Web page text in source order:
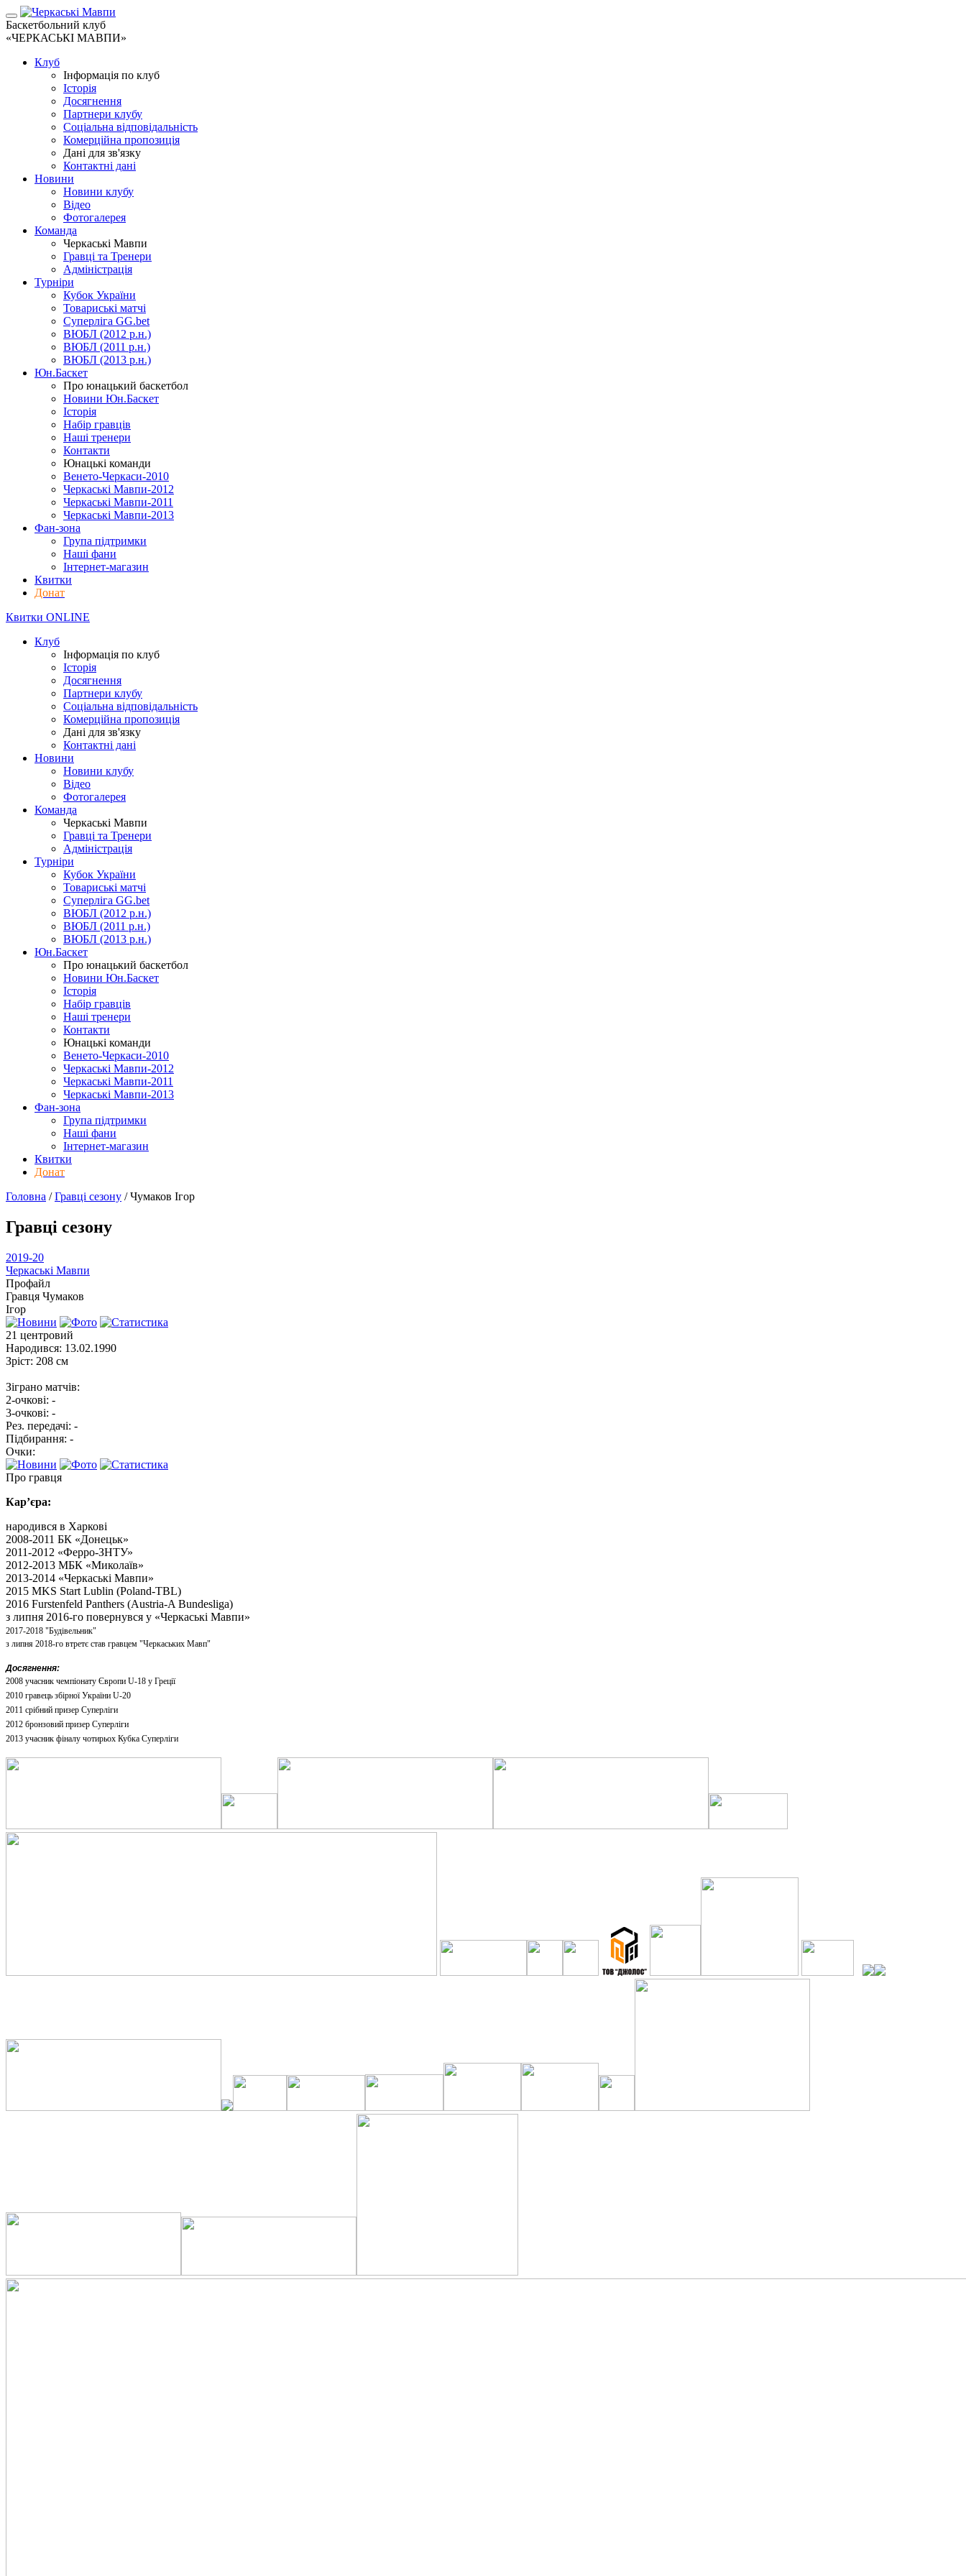
Баскетбольний клуб
«ЧЕРКАСЬКІ МАВПИ»
Клуб
Інформація по клуб
Історія
Досягнення
Партнери клубу
Соціальна відповідальність
Комерційна пропозиція
Дані для зв'язку
Контактні дані
Новини
Новини клубу
Відео
Фотогалерея
Команда
Черкаські Мавпи
Гравці та Тренери
Адміністрація
Турніри
Кубок України
Товариські матчі
Суперліга GG.bet
ВЮБЛ (2012 р.н.)
ВЮБЛ (2011 р.н.)
ВЮБЛ (2013 р.н.)
Юн.Баскет
Про юнацький баскетбол
Новини Юн.Баскет
Історія
Набір гравців
Наші тренери
Контакти
Юнацькі команди
Венето-Черкаси-2010
Черкаські Мавпи-2012
Черкаські Мавпи-2011
Черкаські Мавпи-2013
Фан-зона
Група підтримки
Наші фани
Інтернет-магазин
Квитки
Донат
Квитки ONLINE
Клуб
Інформація по клуб
Історія
Досягнення
Партнери клубу
Соціальна відповідальність
Комерційна пропозиція
Дані для зв'язку
Контактні дані
Новини
Новини клубу
Відео
Фотогалерея
Команда
Черкаські Мавпи
Гравці та Тренери
Адміністрація
Турніри
Кубок України
Товариські матчі
Суперліга GG.bet
ВЮБЛ (2012 р.н.)
ВЮБЛ (2011 р.н.)
ВЮБЛ (2013 р.н.)
Юн.Баскет
Про юнацький баскетбол
Новини Юн.Баскет
Історія
Набір гравців
Наші тренери
Контакти
Юнацькі команди
Венето-Черкаси-2010
Черкаські Мавпи-2012
Черкаські Мавпи-2011
Черкаські Мавпи-2013
Фан-зона
Група підтримки
Наші фани
Інтернет-магазин
Квитки
Донат
Головна /Гравці сезону /Чумаков Ігор
Гравці сезону
2019-20
Черкаські Мавпи
Профайл
Гравця Чумаков
Ігор
21 центровий
Народився: 13.02.1990
Зріст: 208 см
Зіграно матчів:
2-очкові: -
3-очкові: -
Рез. передачі: -
Підбирання: -
Очки:
Про гравця
Кар’єра:
народився в Харкові
2008-2011 БК «Донецьк»
2011-2012 «Ферро-ЗНТУ»
2012-2013 МБК «Миколаїв»
2013-2014 «Черкаські Мавпи»
2015 MKS Start Lublin (Poland-TBL)
2016 Furstenfeld Panthers (Austria-A Bundesliga)
з липня 2016-го повернувся у «Черкаські Мавпи»
2017-2018 "Будівельник"
з липня 2018-го втретє став гравцем "Черкаських Мавп"
Досягнення:
2008 учасник чемпіонату Європи U-18 у Греції
2010 гравець збірної України U-20
2011 срібний призер Суперліги
2012 бронзовий призер Суперліги
2013 учасник фіналу чотирьох Кубка Суперліги